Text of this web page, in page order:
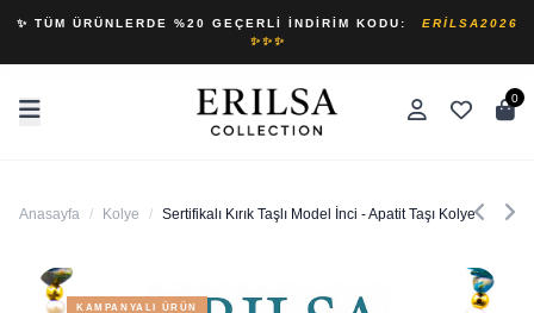
✨ TÜM ÜRÜNLERDE %20 GEÇERLI İNDIRIM KODU:
ERILSA2026
✨✨✨
0
Anasayfa / Kolye / Sertifikalı Kırık Taşlı Model İnci - Apatit Taşı Kolye
KAMPANYALI ÜRÜN